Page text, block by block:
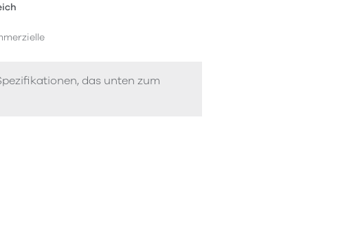
das unten zum